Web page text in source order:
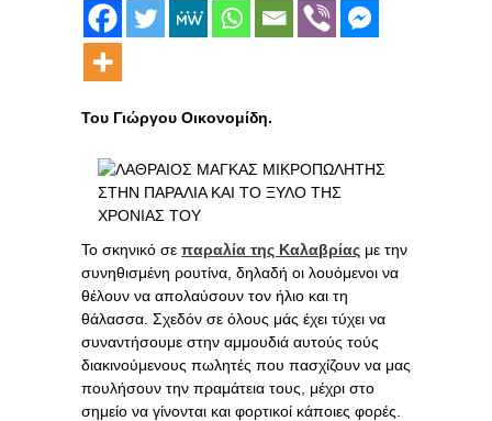
Του Γιώργου Οικονομίδη.
Το σκηνικό σε παραλία της Καλαβρίας με την
συνηθισμένη ρουτίνα, δηλαδή οι λουόμενοι να
θέλουν να απολαύσουν τον ήλιο και τη
θάλασσα. Σχεδόν σε όλους μάς έχει τύχει να
συναντήσουμε στην αμμουδιά αυτούς τούς
διακινούμενους πωλητές που πασχίζουν να μας
πουλήσουν την πραμάτεια τους, μέχρι στο
σημείο να γίνονται και φορτικοί κάποιες φορές.